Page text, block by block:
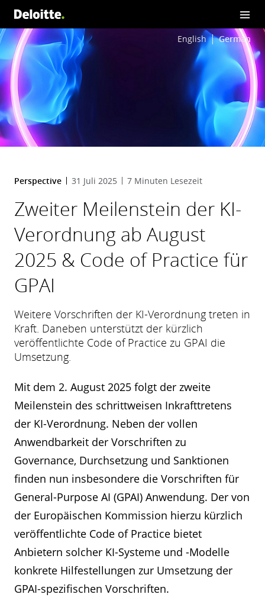
English German
Perspective 31 Juli 2025 7 Minuten Lesezeit
Zweiter Meilenstein der KI-
Verordnung ab August
2025 & Code of Practice für
GPAI
Weitere Vorschriften der KI-Verordnung treten in
Kraft. Daneben unterstützt der kürzlich
veröffentlichte Code of Practice zu GPAI die
Umsetzung.
Mit dem 2. August 2025 folgt der zweite
Meilenstein des schrittweisen Inkrafttretens
der KI-Verordnung. Neben der vollen
Anwendbarkeit der Vorschriften zu
Governance, Durchsetzung und Sanktionen
finden nun insbesondere die Vorschriften für
General-Purpose AI (GPAI) Anwendung. Der von
der Europäischen Kommission hierzu kürzlich
veröffentlichte Code of Practice bietet
Anbietern solcher KI-Systeme und -Modelle
konkrete Hilfestellungen zur Umsetzung der
GPAI-spezifischen Vorschriften.